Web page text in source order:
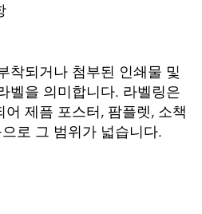
착되거나 첨부된 인쇄물 및
벨을 의미합니다. 라벨링은
제픔 포스터, 팜플렛, 소책
로 그 범위가 넓습니다.